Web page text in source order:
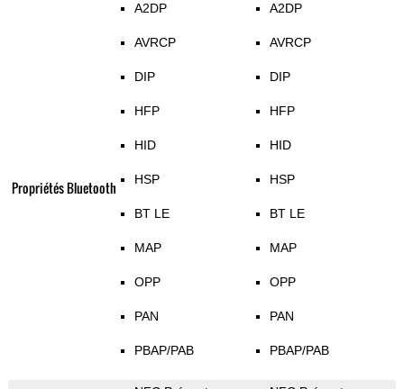
Propriétés Bluetooth
A2DP
AVRCP
DIP
HFP
HID
HSP
BT LE
MAP
OPP
PAN
PBAP/PAB
A2DP
AVRCP
DIP
HFP
HID
HSP
BT LE
MAP
OPP
PAN
PBAP/PAB